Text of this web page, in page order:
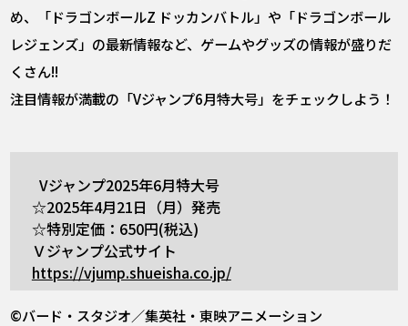
め、「ドラゴンボールZ ドッカンバトル」や「ドラゴンボール
レジェンズ」の最新情報など、ゲームやグッズの情報が盛りだ
くさん!!
注目情報が満載の「Vジャンプ6月特大号」をチェックしよう！
Vジャンプ2025年6月特大号
☆2025年4月21日（月）発売
☆特別定価：650円(税込)
Ｖジャンプ公式サイト
https://vjump.shueisha.co.jp/
©バード・スタジオ／集英社・東映アニメーション